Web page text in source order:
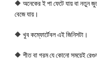
🔶 অনেকের ই পা ফেটে যায় বা নতুন
বেজে যায়।
🔶 খুব কম্ফোর্টেবল এই জিনিসটা।
🔶 শীত বা গরম যে কোনো সময়েই